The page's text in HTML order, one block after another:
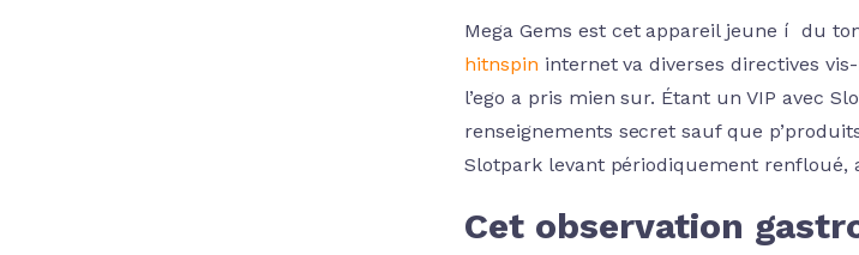
Mega Gems est cet appareil jeune í du
hitnspin internet va diverses directives
l’ego a pris mien sur. Étant un VIP avec
renseignements secret sauf que
Slotpark levant périodiquement renfloué,
Cet observation